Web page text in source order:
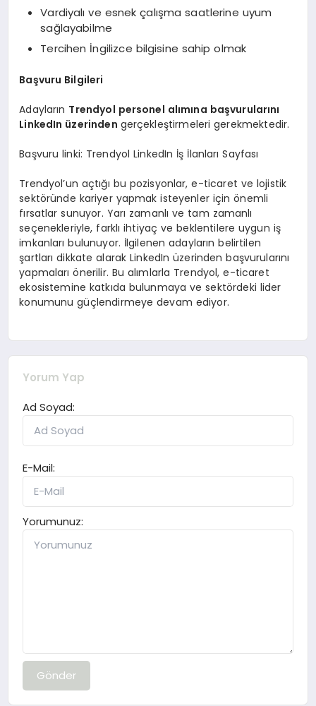
Vardiyalı ve esnek çalışma saatlerine uyum
sağlayabilme
Tercihen İngilizce bilgisine sahip olmak
Başvuru Bilgileri
Adayların Trendyol personel alımına başvurularını
LinkedIn üzerinden gerçekleştirmeleri gerekmektedir.
Başvuru linki: Trendyol LinkedIn İş İlanları Sayfası
Trendyol’un açtığı bu pozisyonlar, e-ticaret ve lojistik
sektöründe kariyer yapmak isteyenler için önemli
fırsatlar sunuyor. Yarı zamanlı ve tam zamanlı
seçenekleriyle, farklı ihtiyaç ve beklentilere uygun iş
imkanları bulunuyor. İlgilenen adayların belirtilen
şartları dikkate alarak LinkedIn üzerinden başvurularını
yapmaları önerilir. Bu alımlarla Trendyol, e-ticaret
ekosistemine katkıda bulunmaya ve sektördeki lider
konumunu güçlendirmeye devam ediyor.
Yorum Yap
Ad Soyad:
E-Mail:
Yorumunuz:
Gönder